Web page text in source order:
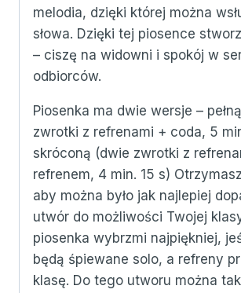
melodia, dzięki której można
słowa. Dzięki tej piosence
– ciszę na widowni i spokój w
odbiorców.
Piosenka ma dwie wersje –
zwrotki z refrenami + coda, 5
skróconą (dwie zwrotki z
refrenem, 4 min. 15 s)
aby można było jak najlepiej
utwór do możliwości Twojej
piosenka wybrzmi najpiękniej,
będą śpiewane solo, a refreny
klasę. Do tego utworu można